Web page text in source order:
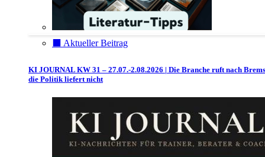
⬛️ Aktueller Beitrag
KI JOURNAL KW 31 – 27.07.-2.08.2026 | Die Branche ruft nach
die Politik liefert nicht